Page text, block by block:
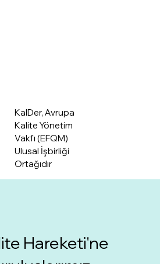
KalDer, Avrupa
Kalite Yönetim
Vakfı (EFQM)
Ulusal İşbirliği
Ortağıdır
Hareketi'ne